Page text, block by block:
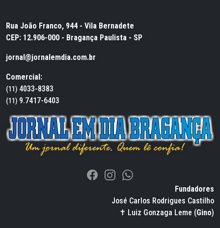
Rua João Franco, 944 - Vila Bernadete
CEP: 12.906-000 - Bragança Paulista - SP
jornal@jornalemdia.com.br
Comercial:
(11) 4033-8383
(11) 9.7417-6403
Fundadores
José Carlos Rodrigues Castilho
✝ Luiz Gonzaga Leme (Gino)